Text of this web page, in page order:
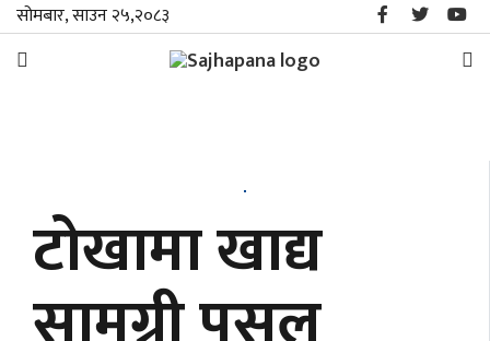
सोमबार, साउन २५,२०८३
स्थानीय
राजनीति
टोखामा खाद्य